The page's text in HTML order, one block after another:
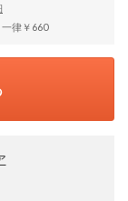
律￥660